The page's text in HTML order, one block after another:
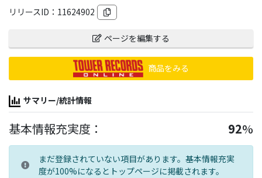
リリースID： 11624902
ページを編集する
商品をみる
サマリー/統計情報
基本情報充実度： 92%
まだ登録されていない項目があります。基本情報充実
度が100%になるとトップページに掲載されます。